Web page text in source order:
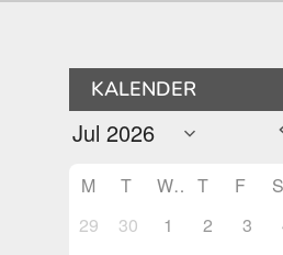
KALENDER
M T W T F S
29
30 1 2 3